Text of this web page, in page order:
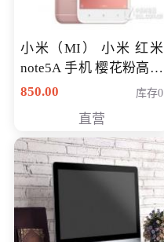
小米（MI） 小米 红米
note5A 手机 樱花粉高配
版 全网通(3G+32G)
850.00 库存0
直营